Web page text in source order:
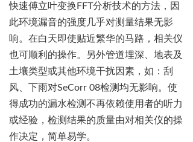
快速傅立叶变换 FFT分析技术的方法，因
此环境漏音的强度几乎对测量结果无影
响。在白天即使贴近繁华的马路，相关仪
也可顺利的操作。另外管道埋深、地表及
土壤类型或其他环境干扰因素，如：刮
风、下雨对SeCorr 08检测均无影响。使
得成功的漏水检测不再依赖使用者的听力
或经验，检测结果的质量由对相关仪的操
作决定，简单易学。